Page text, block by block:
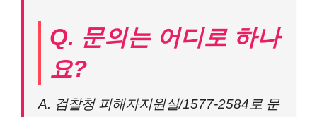
Q. 문의는 어디로 하나
요?
A. 검찰청 피해자지원실/1577-2584로 문